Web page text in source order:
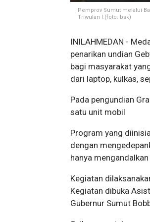
Pemprov Sumut melalui
Triwulan I.(foto: bsk)
INILAHMEDAN -
penarikan undian
bagi masyarakat
dari laptop, kulkas,
Pada pengundian
satu unit mobil
Program yang
dengan
hanya
Kegiatan
Kegiatan dibuka
Gubernur Sumut